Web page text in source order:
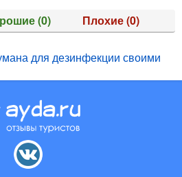
(0) Плохие(0)
для дезинфекции своими